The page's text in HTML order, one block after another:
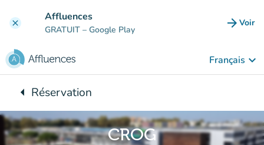
clear Affluences
GRATUIT – Google Play arrow_forward Voir
Français keyboard_arrow_down
arrow_leftRetour à :
Réservation
CROG